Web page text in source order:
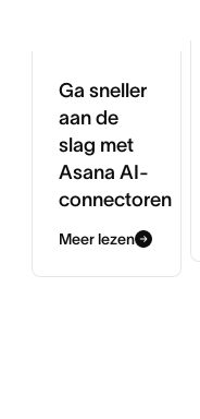
Ga sneller
aan de
slag met
Asana AI-
connectoren
Meer lezen